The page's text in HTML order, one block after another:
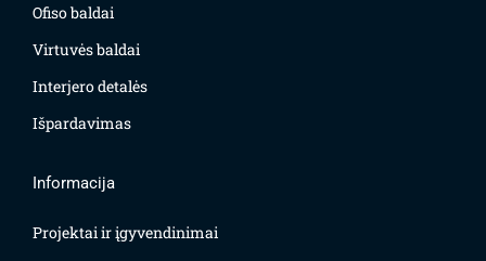
Ofiso baldai
Virtuvės baldai
Interjero detalės
Išpardavimas
Informacija
Projektai ir įgyvendinimai